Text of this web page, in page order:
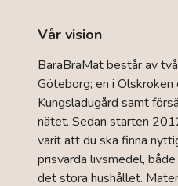
Vår vision
BaraBraMat består av
Göteborg; en i Olskroken
Kungsladugård samt
nätet. Sedan starten
varit att du ska finna
prisvärda livsmedel,
det stora hushållet.